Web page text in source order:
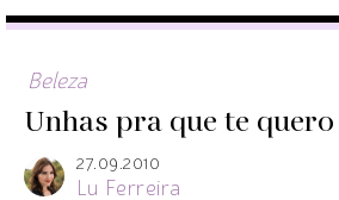
Beleza
Unhas pra que te quero
27.09.2010
Lu Ferreira